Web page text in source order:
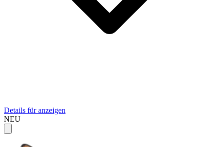
Details für anzeigen
NEU